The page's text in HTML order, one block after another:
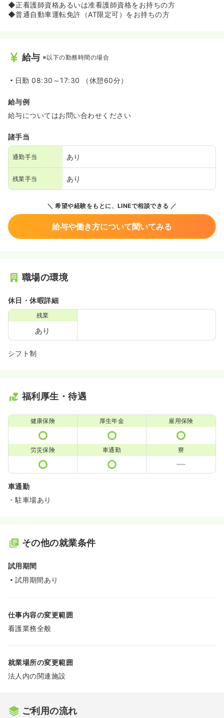
◆正看護師資格あるいは准看護師資格をお持ちの方
◆普通自動車運転免許（AT限定可）をお持ちの方
給与 ※以下の勤務時間の場合
日勤 08:30～17:30 （休憩60分）
給与例
給与についてはお問い合わせください
諸手当
通勤手当 あり
残業手当 あり
希望や経験をもとに、LINEで相談できる
給与や働き方について聞いてみる
職場の環境
休日・休暇詳細
残業
あり
シフト制
福利厚生・待遇
健康保険 厚生年金 雇用保険
労災保険 車通勤 寮
車通勤
・駐車場あり
その他の就業条件
試用期間
試用期間あり
仕事内容の変更範囲
看護業務全般
就業場所の変更範囲
法人内の関連施設
ご利用の流れ